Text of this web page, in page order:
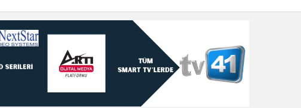
Gündüz Modu
Gündüz modunu seçin.